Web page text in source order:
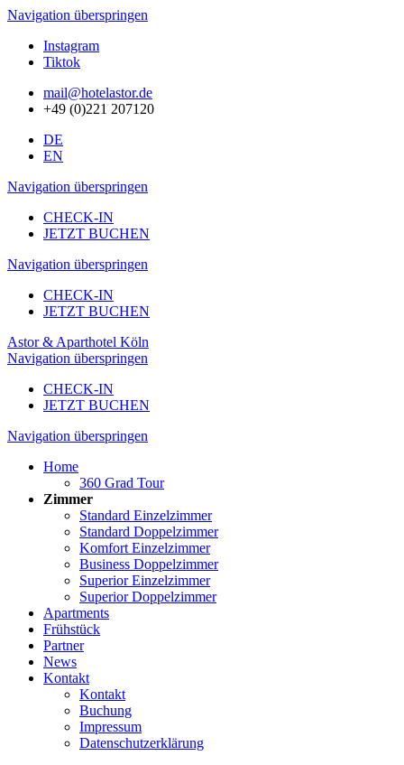
Navigation überspringen
Instagram
Tiktok
mail@hotelastor.de
+49 (0)221 207120
DE
EN
Navigation überspringen
CHECK-IN
JETZT BUCHEN
Navigation überspringen
CHECK-IN
JETZT BUCHEN
Astor & Aparthotel Köln
Navigation überspringen
CHECK-IN
JETZT BUCHEN
Navigation überspringen
Home
360 Grad Tour
Zimmer
Standard Einzelzimmer
Standard Doppelzimmer
Komfort Einzelzimmer
Business Doppelzimmer
Superior Einzelzimmer
Superior Doppelzimmer
Apartments
Frühstück
Partner
News
Kontakt
Kontakt
Buchung
Impressum
Datenschutzerklärung